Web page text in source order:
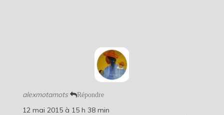
alexmotamots Répondre
12 mai 2015 à 15 h 38 min